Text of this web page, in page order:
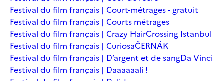
Festival du film français | Court-métrages - gratuit
Festival du film français | Courts métrages
Festival du film français | Crazy HairCrossing Istanbul
Festival du film français | CuriosaČERNÁK
Festival du film français | D’argent et de sangDa Vinci
Festival du film français | Daaaaaalí !